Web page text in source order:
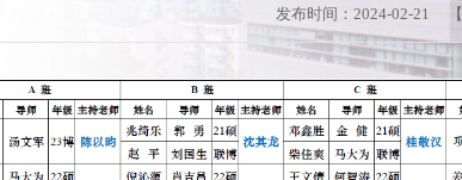
发布时间：2024-02-21 【